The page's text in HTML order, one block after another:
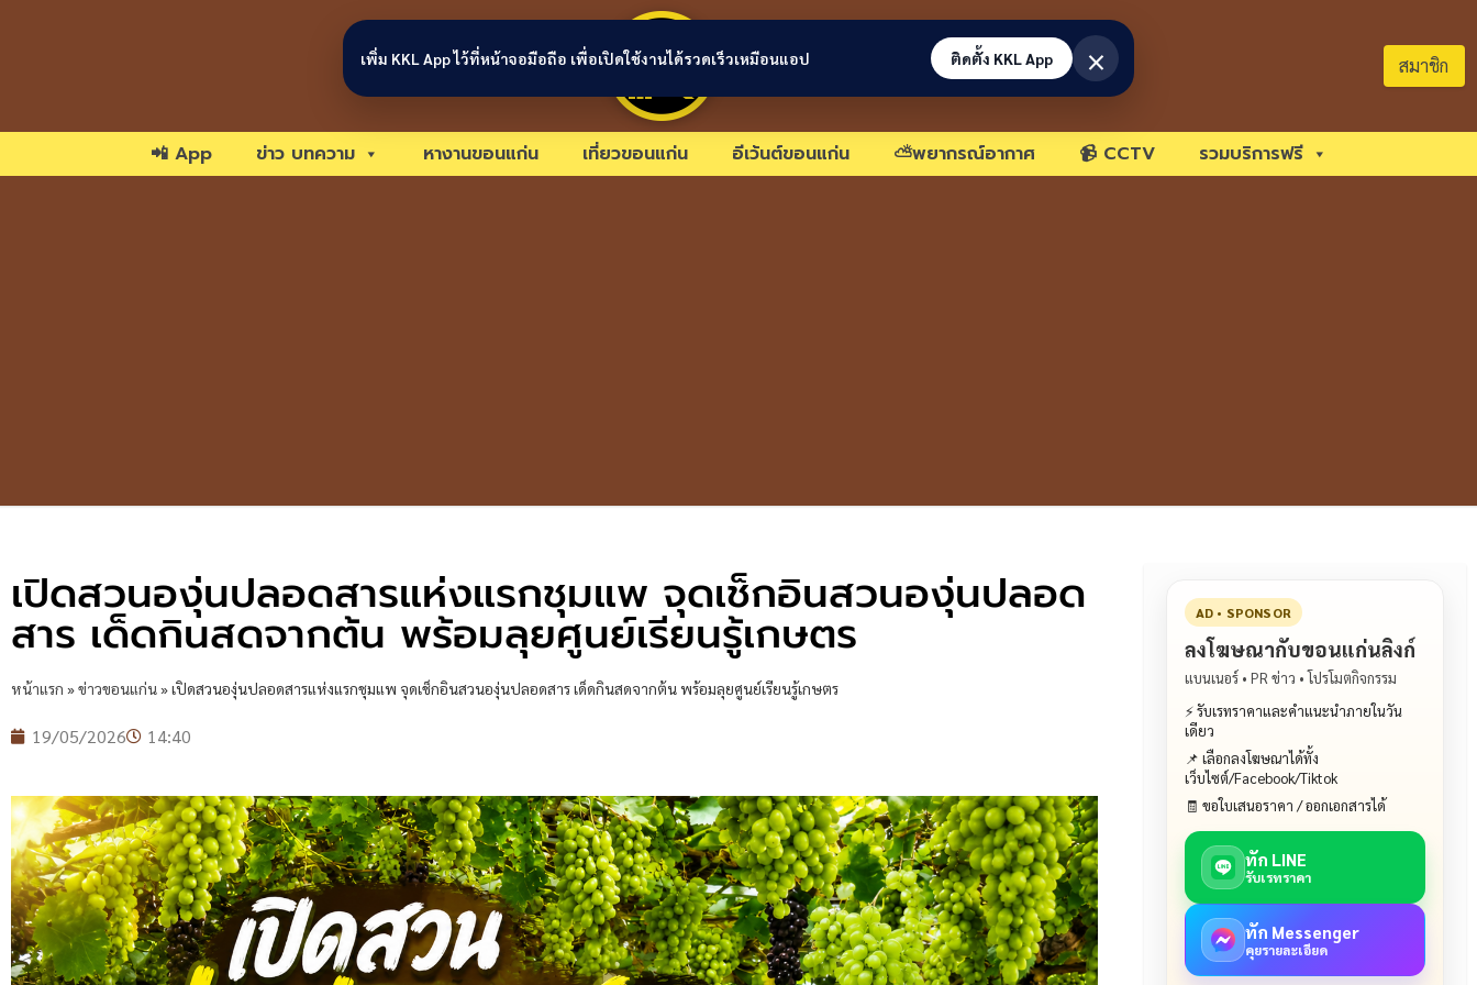
ขอนแก่นลิงก์ สมาชิก
📲 App ข่าว บทความ หางานขอนแก่น เที่ยวขอนแก่น อีเว้นต์ขอนแก่น ⛅พยากรณ์อากาศ 📹 CCTV รวมบริการฟรี
เปิดสวนองุ่นปลอดสารแห่งแรกชุมแพ จุดเช็กอินสวนองุ่นปลอด
สาร เด็ดกินสดจากต้น พร้อมลุยศูนย์เรียนรู้เกษตร
หน้าแรก »ข่าวขอนแก่น»เปิดสวนองุ่นปลอดสารแห่งแรกชุมแพ จุดเช็กอินสวนองุ่นปลอดสาร เด็ดกินสดจากต้น พร้อมลุยศูนย์เรียนรู้เกษตร
19/05/2026 14:40
AD • SPONSOR
ลงโฆษณากับขอนแก่นลิงก์
แบนเนอร์ • PR ข่าว • โปรโมตกิจกรรม
⚡ รับเรทราคาและคำแนะนำภายในวัน
เดียว
📌 เลือกลงโฆษณาได้ทั้ง
เว็บไซต์/Facebook/Tiktok
🧾 ขอใบเสนอราคา / ออกเอกสารได้
ทัก LINE
รับเรทราคา
ทัก Messenger
คุยรายละเอียด
เพิ่ม KKL App ไว้ที่หน้าจอมือถือ เพื่อเปิดใช้งานได้รวดเร็วเหมือนแอป ติดตั้ง KKL App ×